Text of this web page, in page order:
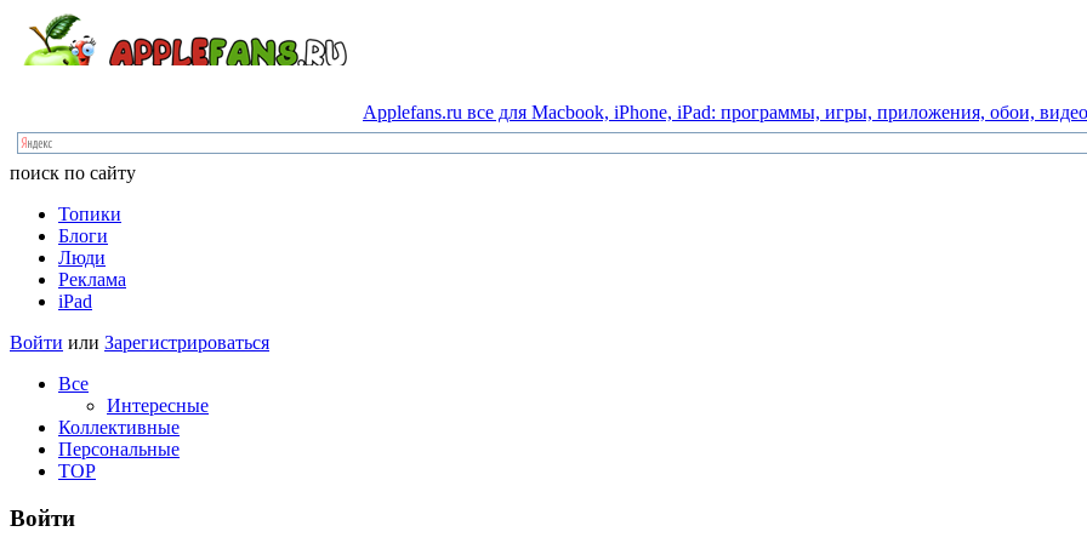
Applefans.ru все для Macbook, iPhone, iPad: программы, игры, приложения, обои, видео
поиск по сайту
Топики
Блоги
Люди
Реклама
iPad
Войти или Зарегистрироваться
Все
Интересные
Коллективные
Персональные
TOP
Войти